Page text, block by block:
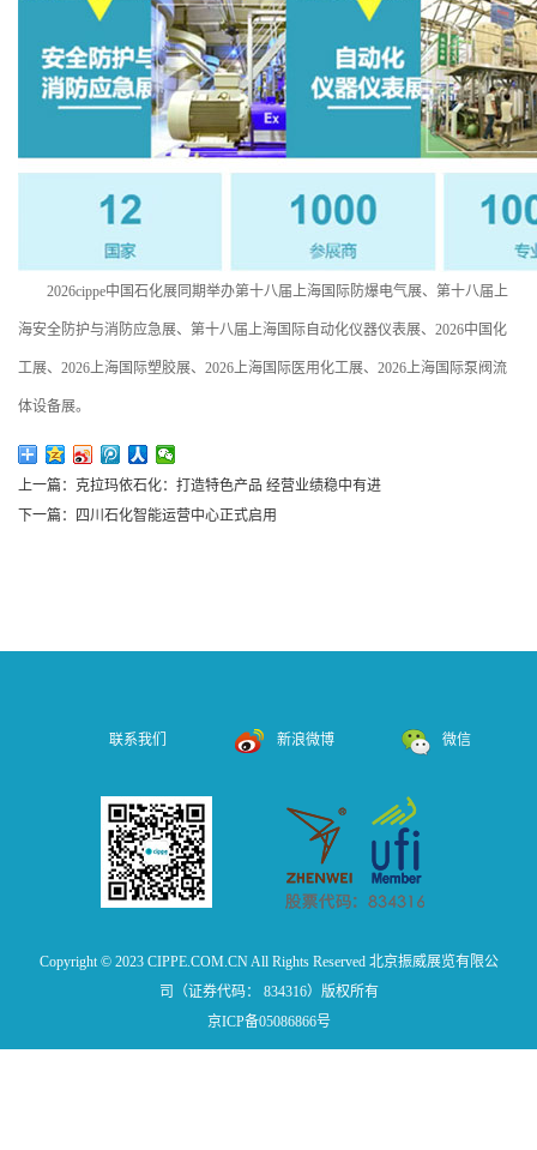
2026cippe中国石化展同期举办第十八届上海国际防爆电气展、第十八届上
海安全防护与消防应急展、第十八届上海国际自动化仪器仪表展、2026中国化
工展、2026上海国际塑胶展、2026上海国际医用化工展、2026上海国际泵阀流
体设备展。
上一篇：克拉玛依石化：打造特色产品 经营业绩稳中有进
下一篇：四川石化智能运营中心正式启用
联系我们 新浪微博 微信
Copyright © 2023 CIPPE.COM.CN All Rights Reserved 北京振威展览有限公
司（证券代码： 834316）版权所有
京ICP备05086866号